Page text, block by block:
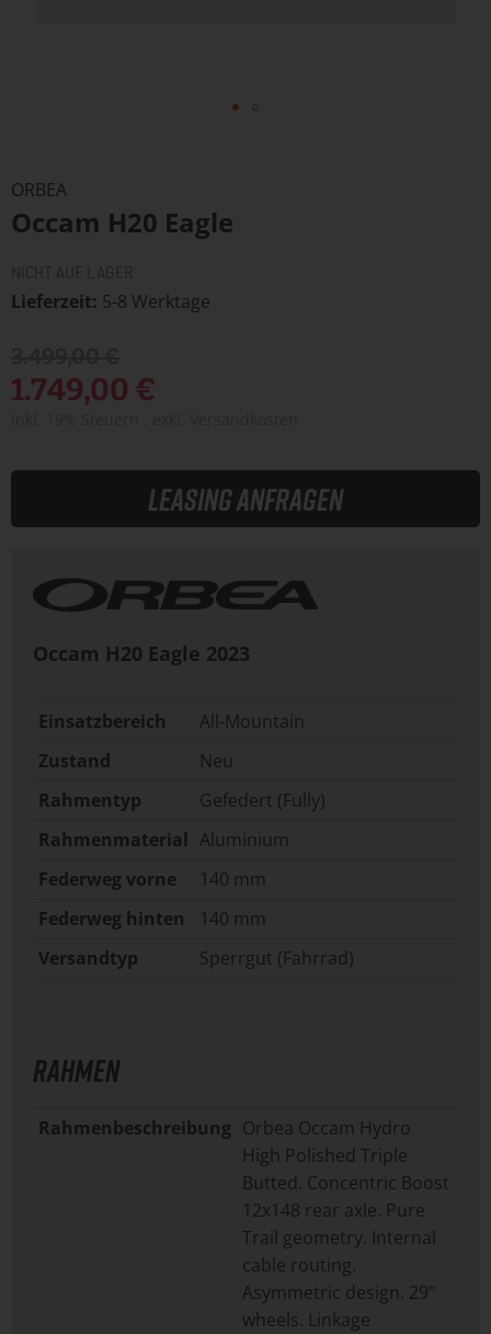
der
Bildergalerie
ORBEA
Occam H20 Eagle
Lieferzeit 5-8 Werktage
1.749,00 €
Leasing anfragen
Occam H20 Eagle 2023
Einsatzbereich
All-Mountain
Zustand
Neu
Rahmentyp
Gefedert (Fully)
Rahmenmaterial Aluminium
Federweg vorne
140 mm
Federweg hinten
140 mm
Versandtyp
Sperrgut (Fahrrad)
RAHMEN
Rahmenbeschreibung Orbea Occam Hydro
High Polished Triple
Butted. Concentric Boost
12x148 rear axle. Pure
Trail geometry. Internal
cable routing.
Asymmetric design. 29"
wheels. Linkage